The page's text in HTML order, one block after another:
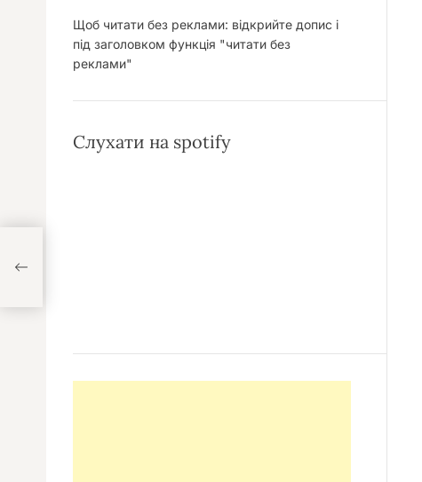
Щоб читати без реклами: відкрийте допис і
під заголовком функція "читати без
реклами"
Слухати на spotify